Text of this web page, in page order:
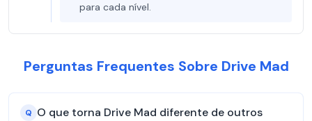
para cada nível.
Perguntas Frequentes Sobre Drive Mad
Q O que torna Drive Mad diferente de outros